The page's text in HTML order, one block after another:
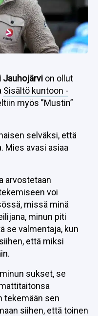
Jauhojärvi on ollut
Sisältö kuntoon -
myös ”Mustin”
selväksi, että
Mies avasi asiaa
arvostetaan
voi
missä minä
minun piti
se valmentaja, kun
että miksi
sukset, se
tekemään sen
siihen, että toinen